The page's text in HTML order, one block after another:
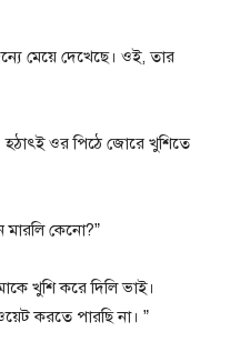
মেয়ে দেখেছে। ওই, তার
ওর পিঠে জোরে খুশিতে
মারলি কেনো?”
খুশি করে দিলি ভাই।
করতে পারছি না। ”